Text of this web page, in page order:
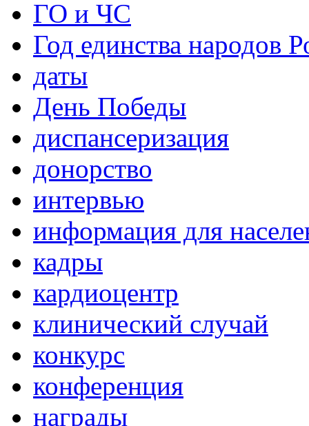
ГО и ЧС
Год единства народов
даты
День Победы
диспансеризация
донорство
интервью
информация для
кадры
кардиоцентр
клинический случай
конкурс
конференция
награды